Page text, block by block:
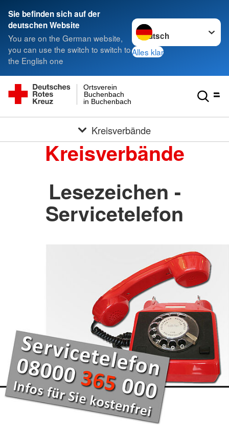
Sie befinden sich auf der
deutschen Website
You are on the German website,
you can use the switch to switch to
the English one
Sprache wechseln zu
Alles klar
in Buchenbach
Buchenbach
Ortsverein
Kreisverbände
Kreisverbände
Lesezeichen -
Servicetelefon